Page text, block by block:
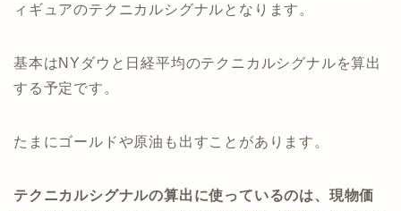
ィギュアのテクニカルシグナルとなります。
基本はNYダウと日経平均のテクニカルシグナルを算出
する予定です。
たまにゴールドや原油も出すことがあります。
テクニカルシグナルの算出に使っているのは、現物価